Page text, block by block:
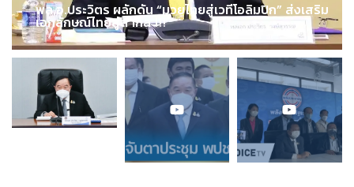
พล.อ.ประวิตร ผลักดัน “มวยไทยสู่เวทีโอลิมปิก” ส่งเสริม
เอกลักษณ์ไทยสู่สากล !!!